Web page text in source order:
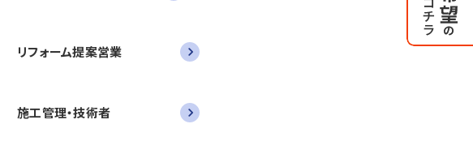
リフォーム提案営業
施工管理・技術者